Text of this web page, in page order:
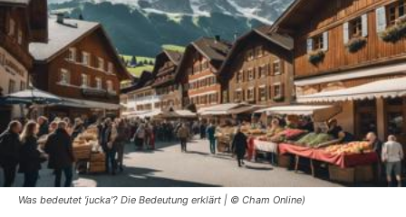
Was bedeutet 'jucka'? Die Bedeutung erklärt | © Cham Online)